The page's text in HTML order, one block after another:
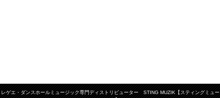
レゲエ・ダンスホールミュージック専門ディストリビューター STING MUZIK【スティングミュー